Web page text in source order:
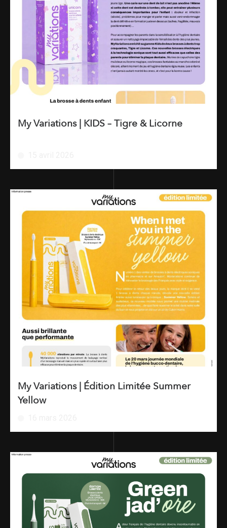
My Variations | KIDS – Tigre & Licorne
My Variations | Édition Limitée Summer
Yellow